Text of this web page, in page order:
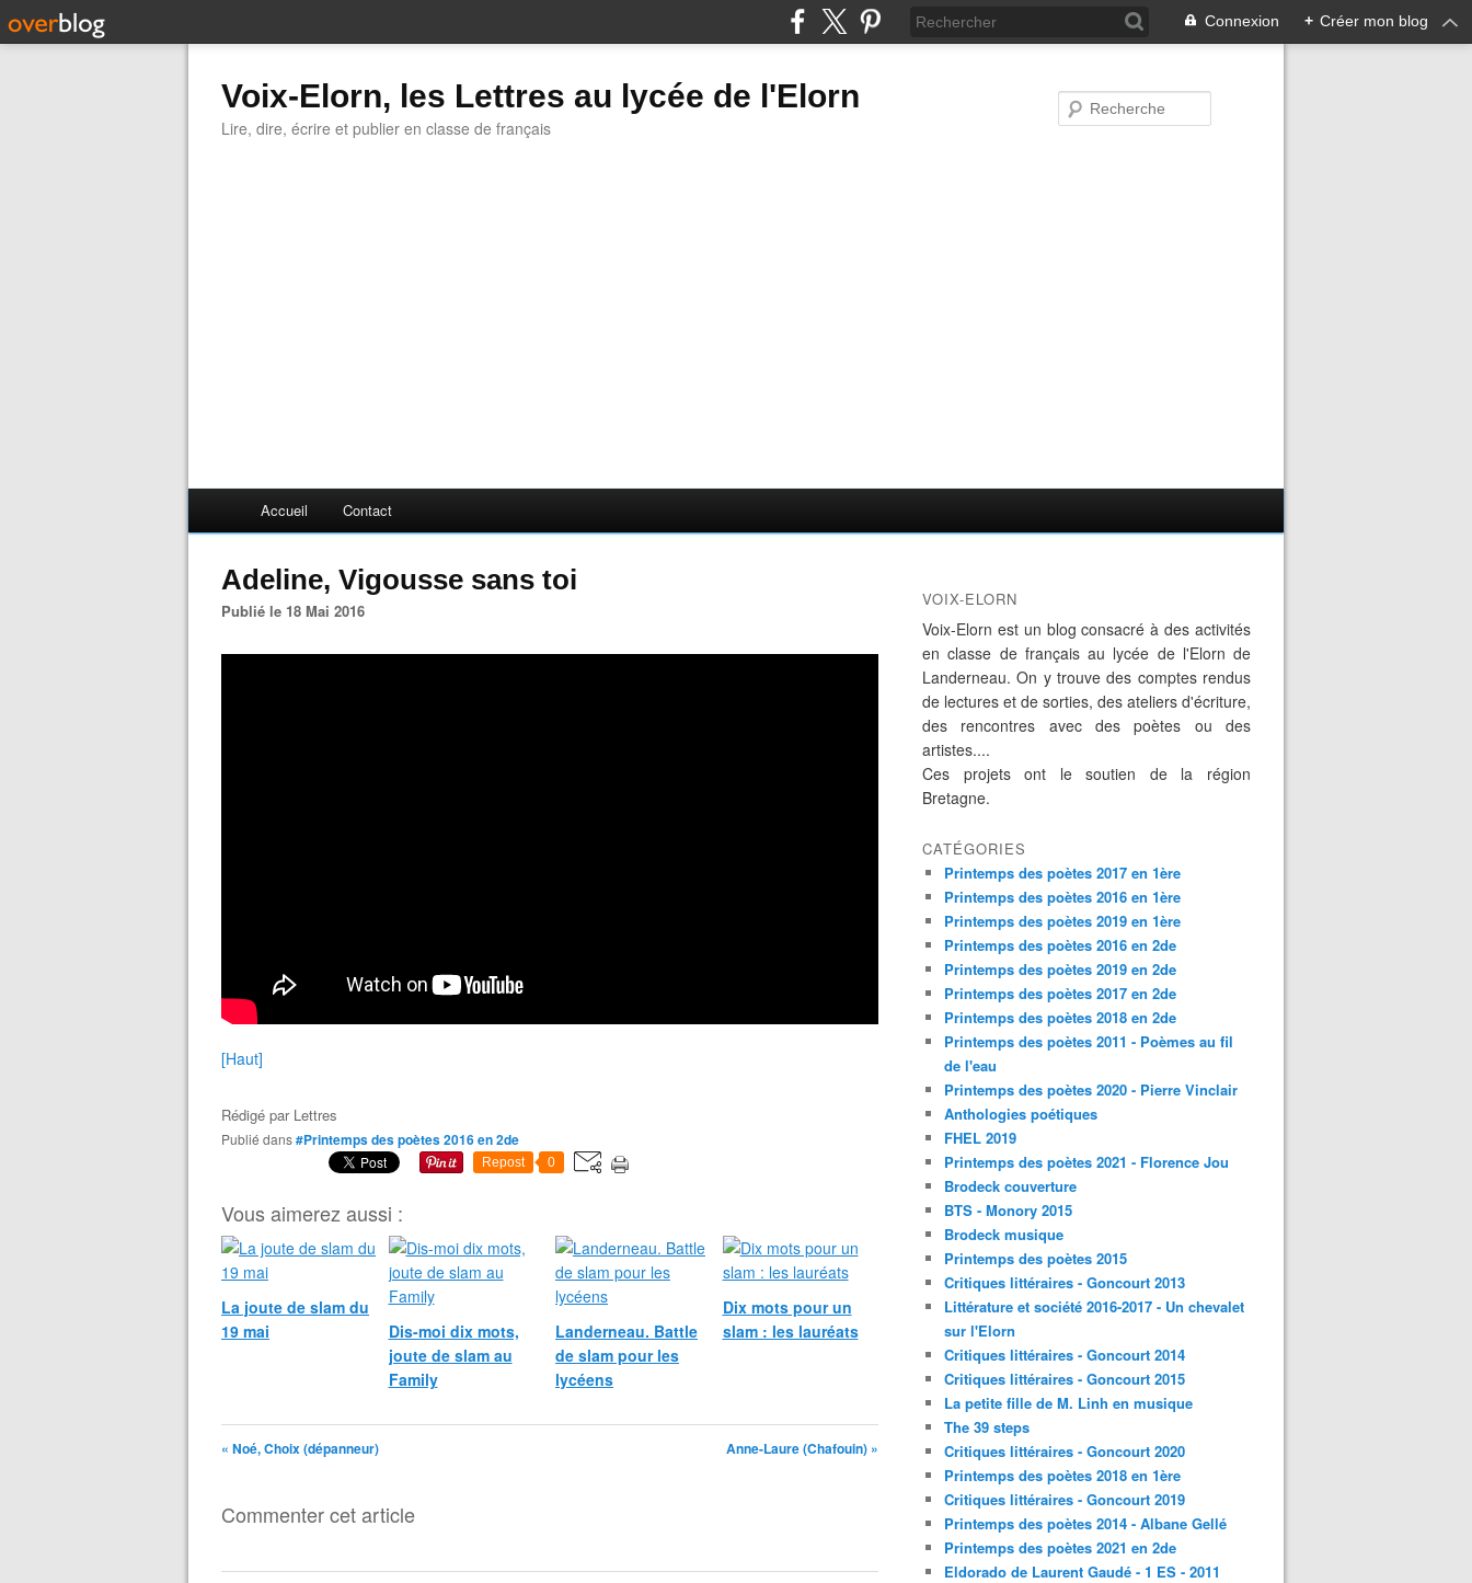
Connexion + Créer mon blog
Voix-Elorn, les Lettres au lycée de l'Elorn
Lire, dire, écrire et publier en classe de français
Accueil Contact
Adeline, Vigousse sans toi
Publié le 18 Mai 2016
[Haut]
Rédigé par Lettres
Publié dans#Printemps des poètes 2016 en 2de
Repost 0
Vous aimerez aussi :
La joute de slam du
19 mai
Dis-moi dix mots,
joute de slam au
Family
Landerneau. Battle
de slam pour les
lycéens
Dix mots pour un
slam : les lauréats
« Noé, Choix (dépanneur) Anne-Laure (Chafouin) »
Commenter cet article
VOIX-ELORN
Voix-Elorn est un blog consacré à des activités
en classe de français au lycée de l'Elorn de
Landerneau. On y trouve des comptes rendus
de lectures et de sorties, des ateliers d'écriture,
des rencontres avec des poètes ou des
artistes....
Ces projets ont le soutien de la région
Bretagne.
CATÉGORIES
Printemps des poètes 2017 en 1ère
Printemps des poètes 2016 en 1ère
Printemps des poètes 2019 en 1ère
Printemps des poètes 2016 en 2de
Printemps des poètes 2019 en 2de
Printemps des poètes 2017 en 2de
Printemps des poètes 2018 en 2de
Printemps des poètes 2011 - Poèmes au fil
de l'eau
Printemps des poètes 2020 - Pierre Vinclair
Anthologies poétiques
FHEL 2019
Printemps des poètes 2021 - Florence Jou
Brodeck couverture
BTS - Monory 2015
Brodeck musique
Printemps des poètes 2015
Critiques littéraires - Goncourt 2013
Littérature et société 2016-2017 - Un chevalet
sur l'Elorn
Critiques littéraires - Goncourt 2014
Critiques littéraires - Goncourt 2015
La petite fille de M. Linh en musique
The 39 steps
Critiques littéraires - Goncourt 2020
Printemps des poètes 2018 en 1ère
Critiques littéraires - Goncourt 2019
Printemps des poètes 2014 - Albane Gellé
Printemps des poètes 2021 en 2de
Eldorado de Laurent Gaudé - 1 ES - 2011